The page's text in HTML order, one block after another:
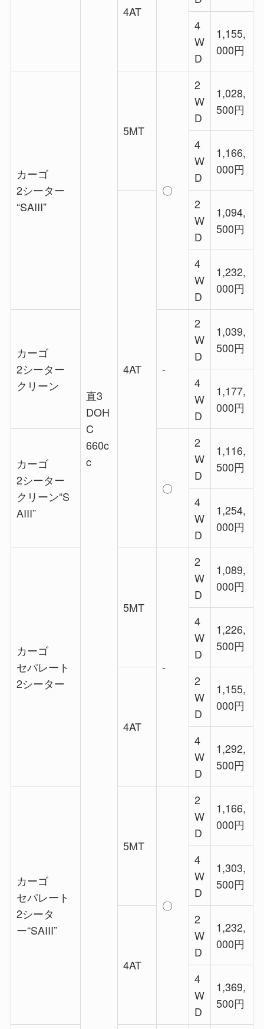
直3
DOH
C
660c
c
4AT
4
W
D
1,155,
000円
カーゴ
2シーター
“SAIII”
5MT
〇
2
W
D
1,028,
500円
4
W
D
1,166,
000円
4AT
2
W
D
1,094,
500円
4
W
D
1,232,
000円
カーゴ
2シーター
クリーン
‐
2
W
D
1,039,
500円
4
W
D
1,177,
000円
カーゴ
2シーター
クリーン“S
AIII”
〇
2
W
D
1,116,
500円
4
W
D
1,254,
000円
カーゴ
セパレート
2シーター
5MT
‐
2
W
D
1,089,
000円
4
W
D
1,226,
500円
4AT
2
W
D
1,155,
000円
4
W
D
1,292,
500円
カーゴ
セパレート
2シータ
ー“SAIII”
5MT
〇
2
W
D
1,166,
000円
4
W
D
1,303,
500円
4AT
2
W
D
1,232,
000円
4
W
D
1,369,
500円